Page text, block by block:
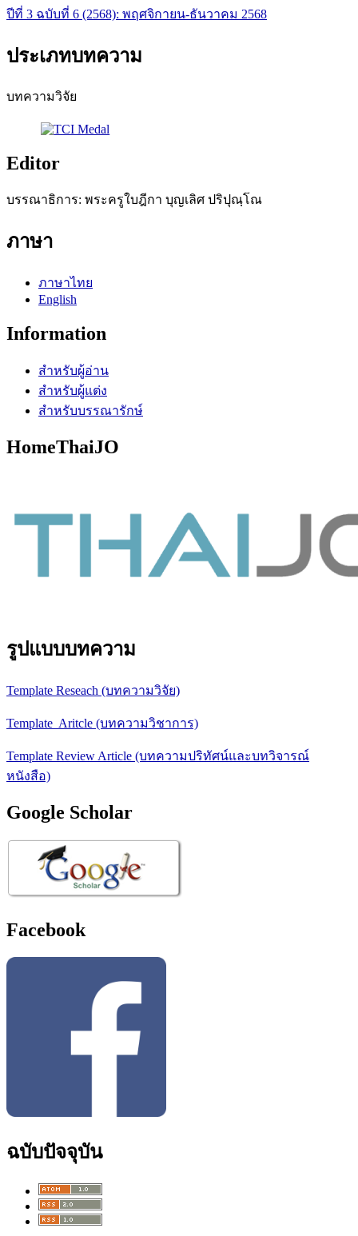
ปีที่ 3 ฉบับที่ 6 (2568): พฤศจิกายน-ธันวาคม 2568
ประเภทบทความ
บทความวิจัย
Editor
บรรณาธิการ: พระครูใบฎีกา บุญเลิศ ปริปุณฺโณ
ภาษา
ภาษาไทย
English
Information
สำหรับผู้อ่าน
สำหรับผู้แต่ง
สำหรับบรรณารักษ์
HomeThaiJO
รูปแบบบทความ
Template Reseach (บทความวิจัย)
Template Aritcle (บทความวิชาการ)
Template Review Article (บทความปริทัศน์และบทวิจารณ์
หนังสือ)
Google Scholar
Facebook
ฉบับปัจจุบัน